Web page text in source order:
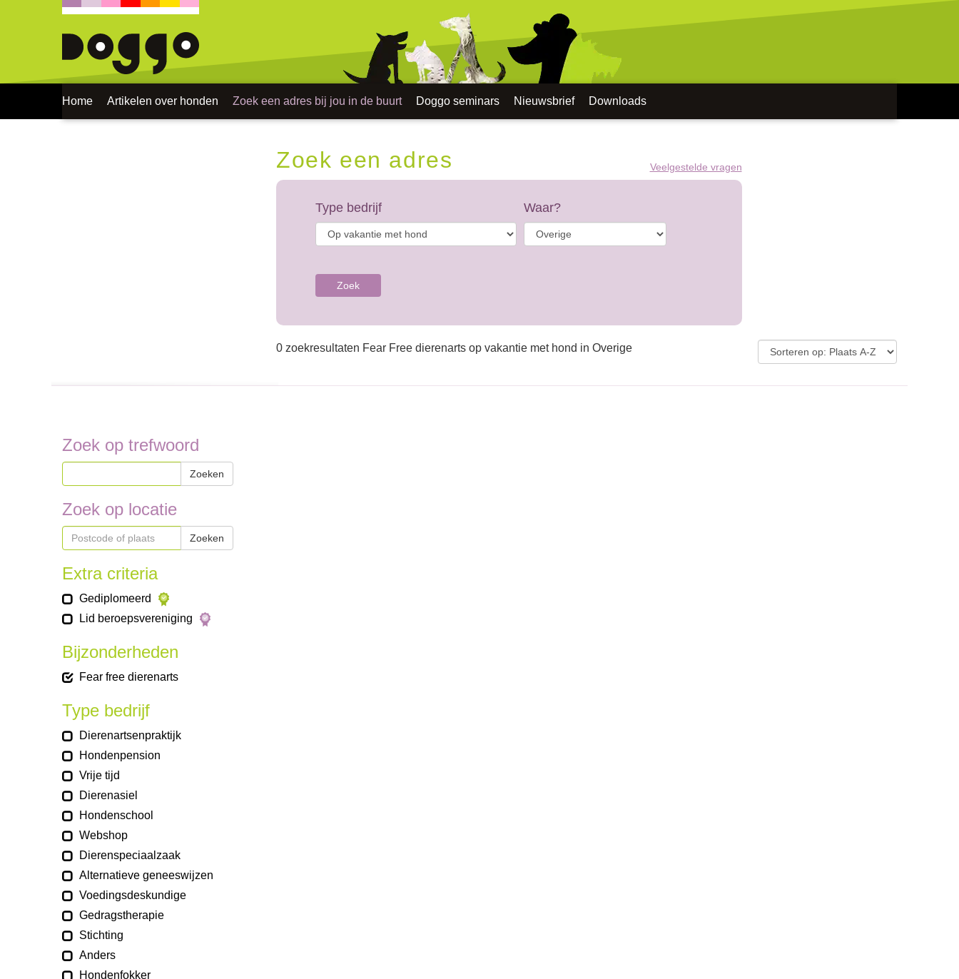
Home Artikelen over honden Zoek een adres bij jou in de buurt Doggo seminars Nieuwsbrief Downloads
Zoek een adres Veelgestelde vragen
Type bedrijf Waar?
Zoek
0 zoekresultaten Fear Free dierenarts op vakantie met hond in Overige
Zoek op trefwoord
Zoeken
Zoek op locatie
Zoeken
Extra criteria
Gediplomeerd
Lid beroepsvereniging
Bijzonderheden
Fear free dierenarts
Type bedrijf
Dierenartsenpraktijk
Hondenpension
Vrije tijd
Dierenasiel
Hondenschool
Webshop
Dierenspeciaalzaak
Alternatieve geneeswijzen
Voedingsdeskundige
Gedragstherapie
Stichting
Anders
Hondenfokker